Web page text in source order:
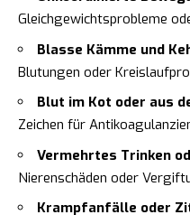
Gleichgewichtsprobleme
Blasse Kämme und
Blutungen oder
Blut im Kot oder aus
Zeichen für
Vermehrtes Trinken
Nierenschäden oder
Krampfanfälle oder